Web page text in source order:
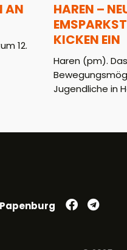
AN
12.
HAREN –
KICKEN EIN
Haren (pm).
Jugendliche in
Papenburg